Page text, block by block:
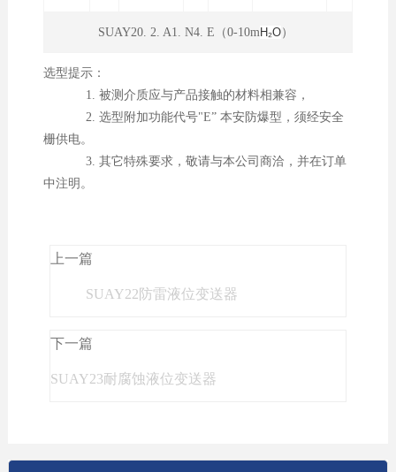
SUAY20. 2. A1. N4. E（0-10mH₂O）
选型提示：
1. 被测介质应与产品接触的材料相兼容，
2. 选型附加功能代号"E” 本安防爆型，须经安全
栅供电。
3. 其它特殊要求，敬请与本公司商洽，并在订单
中注明。
上一篇
SUAY22防雷液位变送器
下一篇
SUAY23耐腐蚀液位变送器